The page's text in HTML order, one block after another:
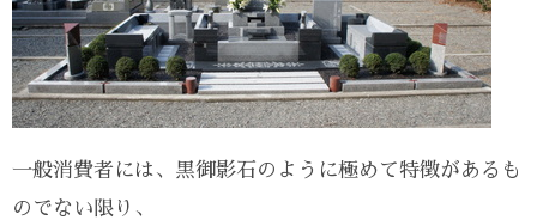
一般消費者には、黒御影石のように極めて特徴があるも
のでない限り、